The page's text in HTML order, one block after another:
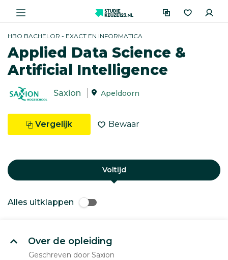
HBO BACHELOR - EXACT EN INFORMATICA
Applied Data Science &
Artificial Intelligence
Saxion Apeldoorn
Vergelijk Bewaar
Voltijd
Alles uitklappen
Over de opleiding
Geschreven door Saxion